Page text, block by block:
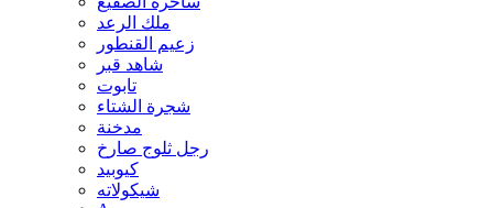
ملك الرعد
زعيم القنطور
شاهد قبر
تابوت
شجرة الشتاء
مدخنة
رجل ثلوج صارخ
كيوبيد
شيكولاته